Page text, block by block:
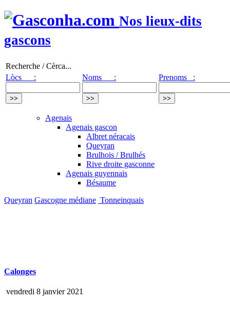
Nos lieux-dits
gascons
Recherche / Cèrca...
Lòcs :
Noms : Prenoms :
Agenais
Agenais gascon
Albret néracais
Queyran
Brulhois / Brulhés
Rive droite gasconne
Agenais guyennais
Bésaume
Queyran Gascogne médiane Tonneinquais
Calonges
vendredi 8 janvier 2021